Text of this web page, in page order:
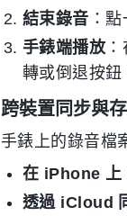
結束錄音 ：
手錶端播放：
轉或倒退按鈕
跨裝置同步與
手錶上的錄音檔
在 iPhone 上
透過 iCloud